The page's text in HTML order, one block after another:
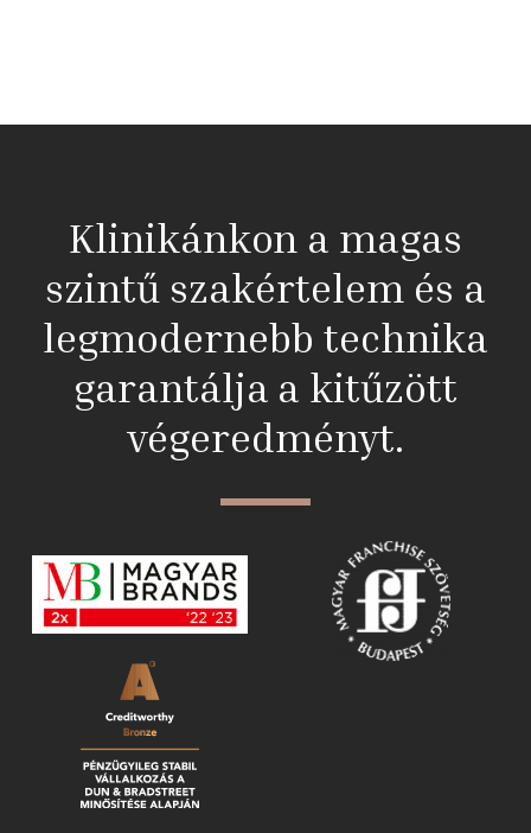
Klinikánkon a magas
szintű szakértelem és a
legmodernebb technika
garantálja a kitűzött
végeredményt.